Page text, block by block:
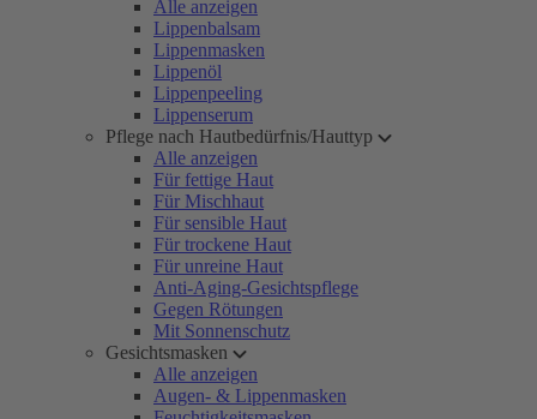
Alle anzeigen
Lippenbalsam
Lippenmasken
Lippenöl
Lippenpeeling
Lippenserum
Pflege nach Hautbedürfnis/Hauttyp
Alle anzeigen
Für fettige Haut
Für Mischhaut
Für sensible Haut
Für trockene Haut
Für unreine Haut
Anti-Aging-Gesichtspflege
Gegen Rötungen
Mit Sonnenschutz
Gesichtsmasken
Alle anzeigen
Augen- & Lippenmasken